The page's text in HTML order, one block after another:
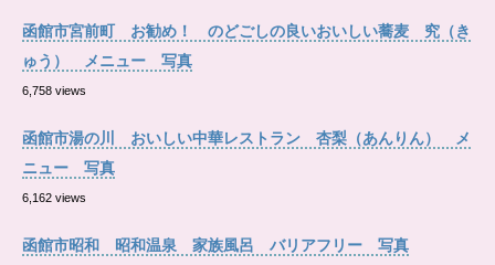
函館市宮前町 お勧め！ のどごしの良いおいしい蕎麦 究（き
ゅう） メニュー 写真
6,758 views
函館市湯の川 おいしい中華レストラン 杏梨（あんりん） メ
ニュー 写真
6,162 views
函館市昭和 昭和温泉 家族風呂 バリアフリー 写真